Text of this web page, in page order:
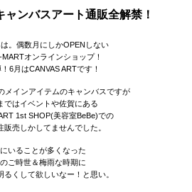
ンバスアート通販全解禁！
。 偶数月にしかOPENしない
MARTオンラインショップ！
6月はCANVAS ARTです ！
メインアイテムのキャンバスですが
ではイベントや佐賀にある
1st SHOP(美容室BeBe)での
販売しかしてませんでした。
いることが多くなった
のご時世＆梅雨な時期に
るくして欲しいなー！と思い。